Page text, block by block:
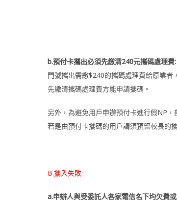
b.預付卡攜出必須先繳清240元攜碼處理費:
門號攜出需繳$240的攜碼處理費給原業
先繳清攜碼處理費方能申請攜碼。
另外，為避免用戶申辦預付卡進行假NP
若是由預付卡攜碼的用戶請須預留較長的
B.攜入失敗:
a.申辦人與受委託人各家電信名下均欠費